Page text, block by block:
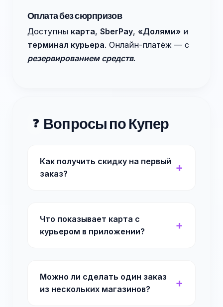
Оплата без сюрпризов
Доступны карта, SberPay, «Долями» и
терминал курьера. Онлайн-платёж — с
резервированием средств.
❓ Вопросы по Купер
Как получить скидку на первый
заказ?
Что показывает карта с
курьером в приложении?
Можно ли сделать один заказ
из нескольких магазинов?